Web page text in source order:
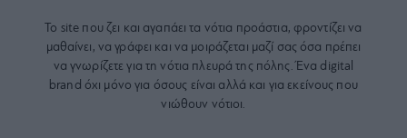
Το site που ζει και αγαπάει τα νότια προάστια, φροντίζει να
μαθαίνει, να γράφει και να μοιράζεται μαζί σας όσα πρέπει
να γνωρίζετε για τη νότια πλευρά της πόλης. Ένα digital
brand όχι μόνο για όσους είναι αλλά και για εκείνους που
νιώθουν νότιοι.